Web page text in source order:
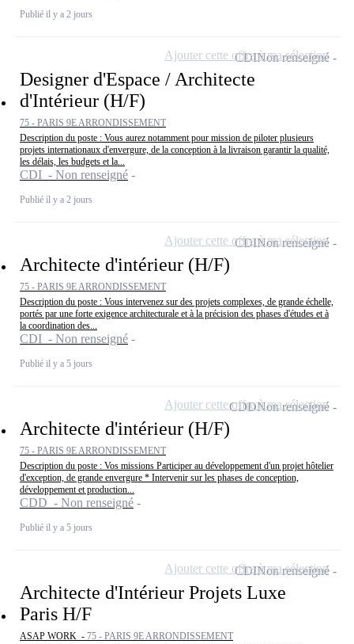
Publié il y a 2 jours
Designer d'Espace / Architecte
d'Intérieur (H/F)
75 - PARIS 9E ARRONDISSEMENT
Description du poste : Vous aurez notamment pour mission de piloter plusieurs
projets internationaux d'envergure, de la conception à la livraison garantir la qualité,
les délais, les budgets et la...
CDI - Non renseigné
Publié il y a 2 jours
CDINon renseigné
Ajouter cette offre à ma sélection
Architecte d'intérieur (H/F)
75 - PARIS 9E ARRONDISSEMENT
Description du poste : Vous intervenez sur des projets complexes, de grande échelle,
portés par une forte exigence architecturale et à la précision des phases d'études et à
la coordination des...
CDI - Non renseigné
Publié il y a 5 jours
CDINon renseigné
Ajouter cette offre à ma sélection
Architecte d'intérieur (H/F)
75 - PARIS 9E ARRONDISSEMENT
Description du poste : Vos missions Participer au développement d'un projet hôtelier
d'exception, de grande envergure * Intervenir sur les phases de conception,
développement et production...
CDD - Non renseigné
Publié il y a 5 jours
CDDNon renseigné
Ajouter cette offre à ma sélection
Architecte d'Intérieur Projets Luxe
Paris H/F
ASAP WORK - 75 - PARIS 9E ARRONDISSEMENT
CDINon renseigné
Ajouter cette offre à ma sélection